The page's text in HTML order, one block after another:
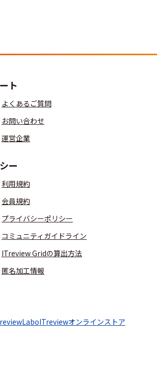
ト
よくあるご質問
お問い合わせ
運営企業
ー
利用規約
会員規約
プライバシーポリシー
コミュニティガイドライン
ITreview Gridの算出方法
匿名加工情報
ITreviewオンラインストア